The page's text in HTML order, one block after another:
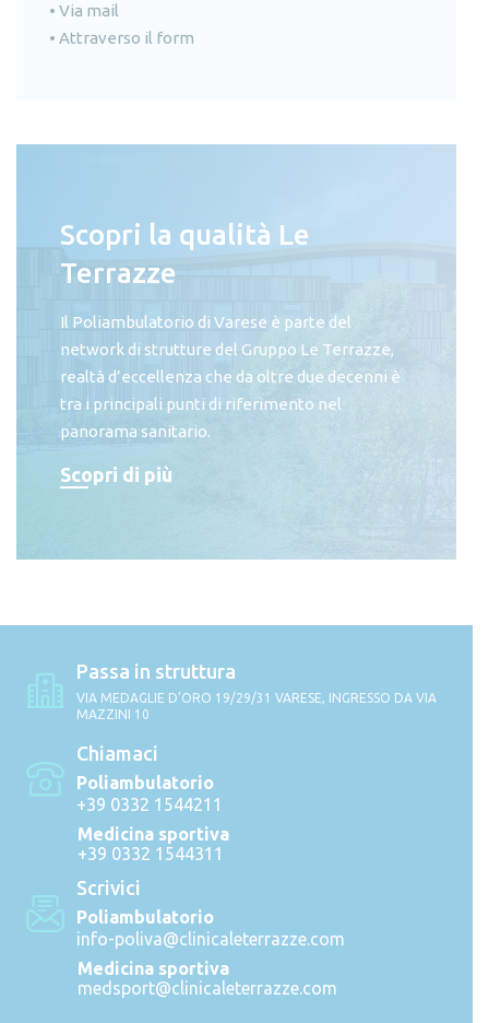
• Via mail
• Attraverso il form
Scopri la qualità Le
Terrazze
Il Poliambulatorio di Varese è parte del
network di strutture del Gruppo Le Terrazze,
realtà d’eccellenza che da oltre due decenni è
tra i principali punti di riferimento nel
panorama sanitario.
Scopri di più
Passa in struttura
VIA MEDAGLIE D’ORO 19/29/31 VARESE, INGRESSO DA VIA
MAZZINI 10
Chiamaci
Poliambulatorio
+39 0332 1544211
Medicina sportiva
+39 0332 1544311
Scrivici
Poliambulatorio
info-poliva@clinicaleterrazze.com
Medicina sportiva
medsport@clinicaleterrazze.com